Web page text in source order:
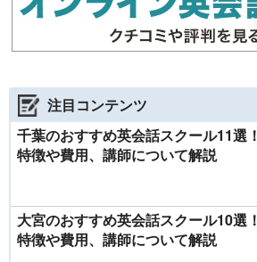
注目コンテンツ
千葉のおすすめ英会話スクール11選！
特徴や費用、講師について解説
大宮のおすすめ英会話スクール10選！
特徴や費用、講師について解説